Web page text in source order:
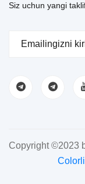
Siz uchun yangi
Copyright ©2023